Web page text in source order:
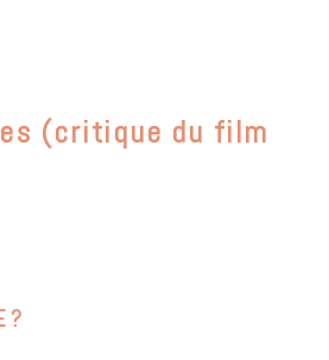
(critique du film
?